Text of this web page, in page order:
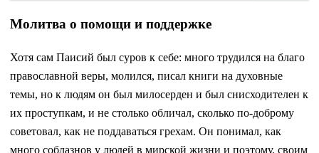
Молитва о помощи и поддержке
Хотя сам Паисий был суров к себе: много трудился на благо
православной веры, молился, писал книги на духовные
темы, но к людям он был милосерден и был снисходителен к
их проступкам, и не столько обличал, сколько по-доброму
советовал, как не поддаваться грехам. Он понимал, как
много соблазнов у людей в мирской жизни и поэтому, своим